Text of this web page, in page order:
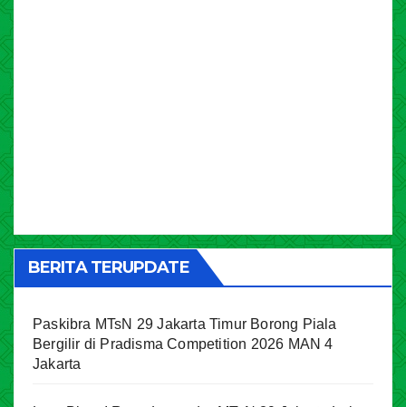
BERITA TERUPDATE
Paskibra MTsN 29 Jakarta Timur Borong Piala
Bergilir di Pradisma Competition 2026 MAN 4
Jakarta